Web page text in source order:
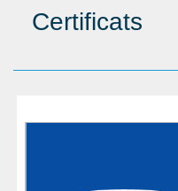
ECROUS À SERTIR
Certificats